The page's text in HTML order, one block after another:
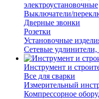
электроустановочные
Выключатели/
Дверные звонки
Розетки
Установочные
Сетевые
Инструмент и
Все для сварки
Измерительный
Компрессорное